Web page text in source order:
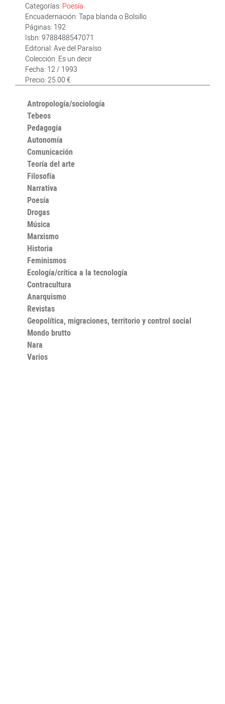
Categorías: Poesía
Encuadernación: Tapa blanda o Bolsillo
Páginas: 192
Isbn: 9788488547071
Editorial: Ave del Paraíso
Colección: Es un decir
Fecha: 12 / 1993
Precio: 25.00 €
Antropología/sociología
Tebeos
Pedagogía
Autonomía
Comunicación
Teoría del arte
Filosofía
Narrativa
Poesía
Drogas
Música
Marxismo
Historia
Feminismos
Ecología/crítica a la tecnología
Contracultura
Anarquismo
Revistas
Geopolítica, migraciones, territorio y control social
Mondo brutto
Nara
Varios